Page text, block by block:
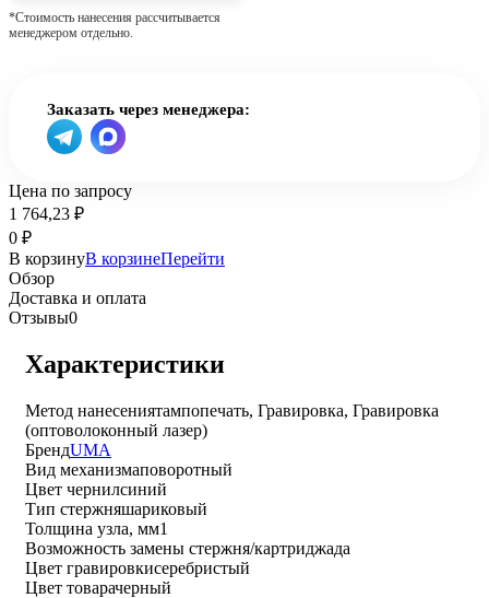
*Стоимость нанесения рассчитывается
менеджером отдельно.
Заказать через менеджера:
Цена по запросу
1 764,23 ₽
0 ₽
В корзинуВ корзинеПерейти
Обзор
Доставка и оплата
Отзывы0
Характеристики
Метод нанесениятампопечать, Гравировка, Гравировка
(оптоволоконный лазер)
БрендUMA
Вид механизмаповоротный
Цвет чернилсиний
Тип стержняшариковый
Толщина узла, мм1
Возможность замены стержня/картриджада
Цвет гравировкисеребристый
Цвет товарачерный